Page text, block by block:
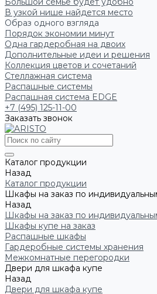
В узкой нише найдется место
Образ одного взгляда
Порядок экономии минут
Одна гардеробная на двоих
Дополнительные идеи и решения
Коллекция цветов и сочетаний
Стеллажная система
Распашные системы
Распашная система EDGE
+7 (495) 125-11-00
Заказать звонок
Каталог продукции
Назад
Каталог продукции
Шкафы на заказ по
Назад
Шкафы на заказ по
Шкафы купе на заказ
Распашные шкафы
Гардеробные системы хранения
Межкомнатные перегородки
Двери для шкафа купе
Назад
Двери для шкафа купе